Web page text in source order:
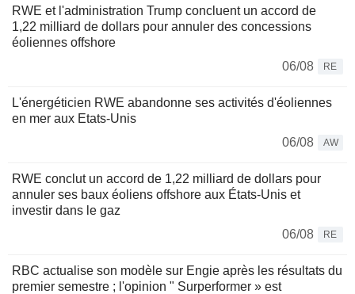
RWE et l'administration Trump concluent un accord de
1,22 milliard de dollars pour annuler des concessions
éoliennes offshore
06/08
RE
L'énergéticien RWE abandonne ses activités d'éoliennes
en mer aux Etats-Unis
06/08
AW
RWE conclut un accord de 1,22 milliard de dollars pour
annuler ses baux éoliens offshore aux États-Unis et
investir dans le gaz
06/08
RE
RBC actualise son modèle sur Engie après les résultats du
premier semestre ; l'opinion " Surperformer » est